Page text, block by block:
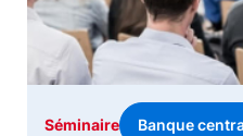
Séminaire Banque